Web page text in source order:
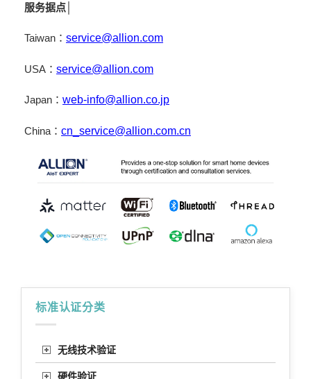
服务据点│
Taiwan： service@allion.com
USA： service@allion.com
Japan： web-info@allion.co.jp
China： cn_service@allion.com.cn
标准认证分类
无线技术验证
硬件验证